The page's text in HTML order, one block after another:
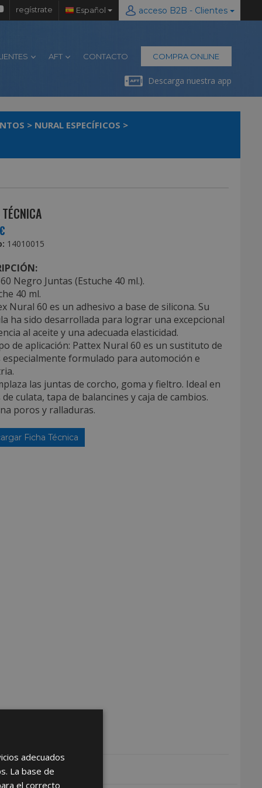
regístrate Español acceso B2B - Clientes
AFT CONTACTO COMPRA ONLINE
Descarga nuestra app
> NURAL ESPECÍFICOS >
14010015
Negro Juntas (Estuche 40 ml.).
40 ml.
Nural 60 es un adhesivo a base de silicona. Su
ha sido desarrollada para lograr una excepcional
al aceite y una adecuada elasticidad.
de aplicación: Pattex Nural 60 es un sustituto de
especialmente formulado para automoción e
las juntas de corcho, goma y fieltro. Ideal en
culata, tapa de balancines y caja de cambios.
poros y ralladuras.
Ficha Técnica
adecuados
La base de
el correcto